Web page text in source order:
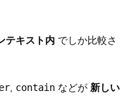
テキスト内でしか比較さ
, containなどが 新しい